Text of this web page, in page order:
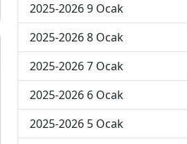
2025-2026 9 Ocak
2025-2026 8 Ocak
2025-2026 7 Ocak
2025-2026 6 Ocak
2025-2026 5 Ocak